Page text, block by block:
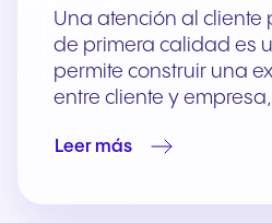
Una atención al
de primera calidad es
permite construir una
entre cliente y
Leer más